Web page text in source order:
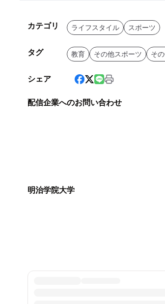
カテゴリ ライフスタイル スポーツ
タグ 教育 その他スポーツ そ
シェア
配信企業へのお問い合わせ
明治学院大学